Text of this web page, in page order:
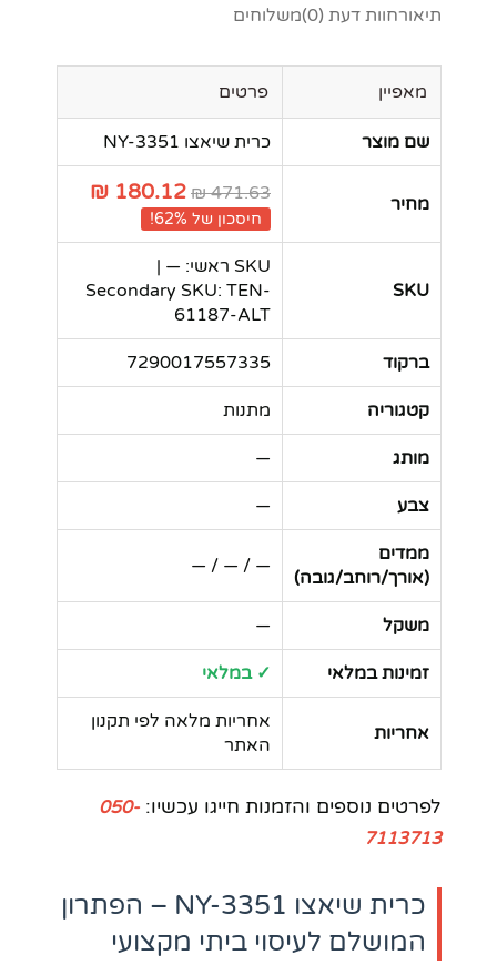
תיאורחוות דעת (0) משלוחים
מאפיין פרטים
שם מוצר כרית שיאצו NY-3351
מחיר 471.63 ₪
180.12 ₪
חיסכון של 62%!
SKU
SKU ראשי: — |
Secondary SKU: TEN-
61187-ALT
ברקוד 7290017557335
קטגוריה מתנות
מותג —
צבע —
ממדים
(אורך/רוחב/גובה)
— / — / —
משקל —
זמינות במלאי ✓ במלאי
אחריות
אחריות מלאה לפי תקנון
האתר
לפרטים נוספים והזמנות חייגו עכשיו: 050-
7113713
כרית שיאצו NY-3351 – הפתרון
המושלם לעיסוי ביתי מקצועי